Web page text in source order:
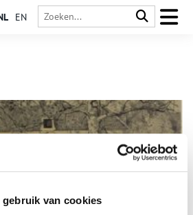
gebruik van cookies
EN